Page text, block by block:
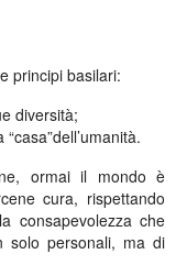
principi basilari:
diversità;
ormai il mondo è
cura, rispettando
consapevolezza che
solo personali, ma di